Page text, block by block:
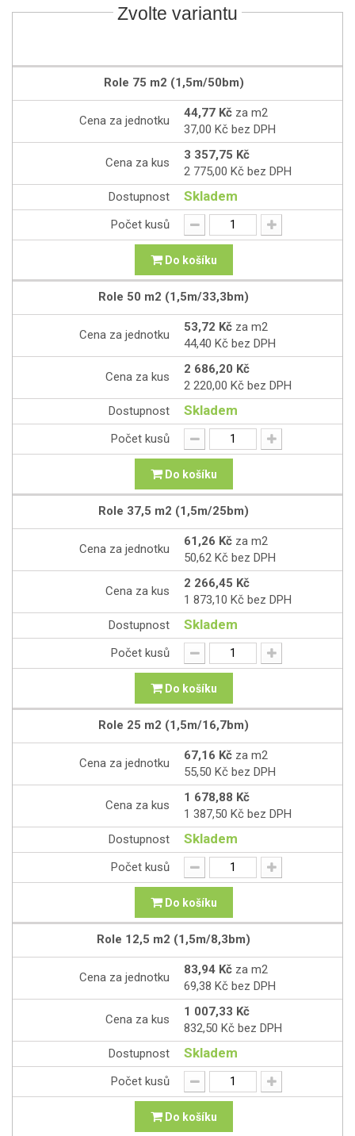
Zvolte variantu
Role 75 m2 (1,5m/50bm)
Cena za jednotku
44,77 Kč za m2
37,00 Kč bez DPH
Cena za kus
3 357,75 Kč
2 775,00 Kč bez DPH
Dostupnost
Skladem
Počet kusů
Do košíku
Role 50 m2 (1,5m/33,3bm)
Cena za jednotku
53,72 Kč za m2
44,40 Kč bez DPH
Cena za kus
2 686,20 Kč
2 220,00 Kč bez DPH
Dostupnost
Skladem
Počet kusů
Do košíku
Role 37,5 m2 (1,5m/25bm)
Cena za jednotku
61,26 Kč za m2
50,62 Kč bez DPH
Cena za kus
2 266,45 Kč
1 873,10 Kč bez DPH
Dostupnost
Skladem
Počet kusů
Do košíku
Role 25 m2 (1,5m/16,7bm)
Cena za jednotku
67,16 Kč za m2
55,50 Kč bez DPH
Cena za kus
1 678,88 Kč
1 387,50 Kč bez DPH
Dostupnost
Skladem
Počet kusů
Do košíku
Role 12,5 m2 (1,5m/8,3bm)
Cena za jednotku
83,94 Kč za m2
69,38 Kč bez DPH
Cena za kus
1 007,33 Kč
832,50 Kč bez DPH
Dostupnost
Skladem
Počet kusů
Do košíku